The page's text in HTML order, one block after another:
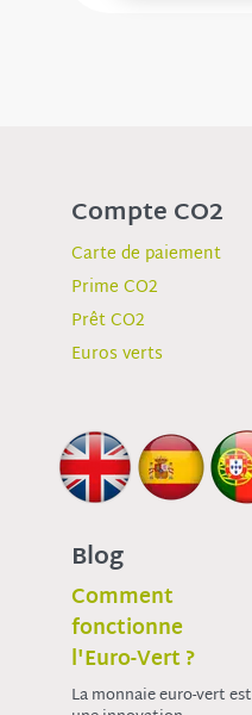
Compte CO2
Carte de paiement
Prime CO2
Prêt CO2
Euros verts
Blog
Comment
fonctionne
l'Euro-Vert ?
La monnaie euro-vert est